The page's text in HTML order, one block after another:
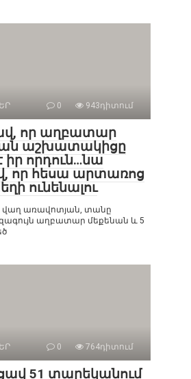
0 943դիտում
որ աղբատար
աշխատակիցը
իր որդուն…նա
որ հեսա արտառոց
ունենալու
վաղ առավոտյան, տանը
աղբատար մեքենան և 5
0 764դիտում
51 տարեկանում